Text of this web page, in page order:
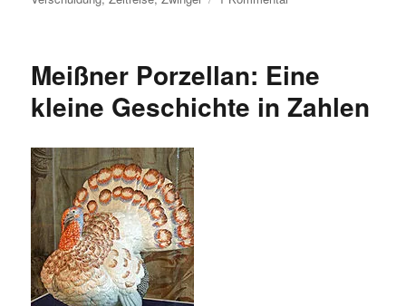
(III)
Meißner Porzellan: Eine
kleine Geschichte in Zahlen